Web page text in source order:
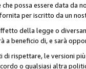
possa essere data
per iscritto da un
della legge o
a beneficio di, e sarà
di rispettare, le versioni
o qualsiasi altra